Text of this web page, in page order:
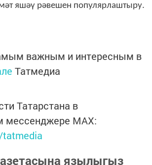
яшәү рәвешен популярлаштыру.
важным и интересным в
Татмедиа
Татарстана в
мессенджере MАХ:
язылыгыз